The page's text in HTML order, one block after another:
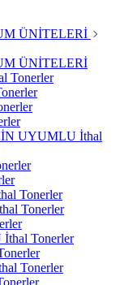
ÜNİTELERİ
ÜNİTELERİ
Tonerler
UYUMLU İthal
Tonerler
Tonerler
Tonerler
Tonerler